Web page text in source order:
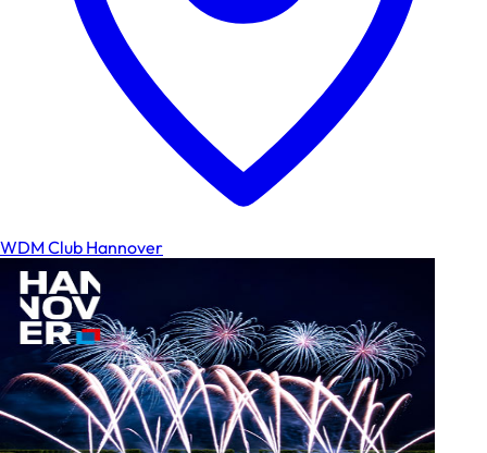
WDM Club Hannover